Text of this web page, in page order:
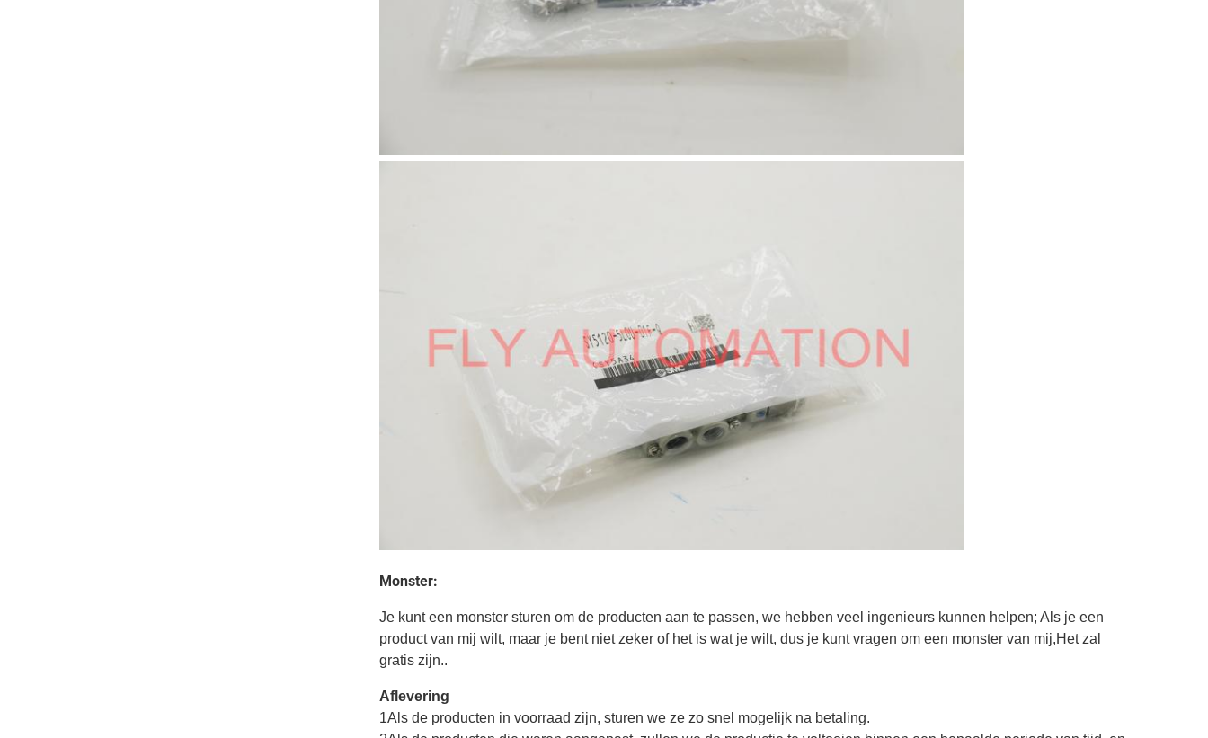
Monster:
Je kunt een monster sturen om de producten aan te passen, we hebben veel ingenieurs kunnen helpen; Als je een
product van mij wilt, maar je bent niet zeker of het is wat je wilt, dus je kunt vragen om een monster van mij,Het zal
gratis zijn..
Aflevering
1Als de producten in voorraad zijn, sturen we ze zo snel mogelijk na betaling.